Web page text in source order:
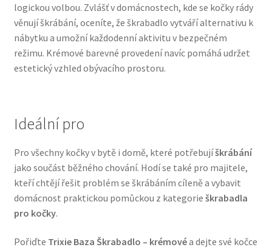
Pamlsky pro psy
Pelíšky pro psy
Ortopedické pelíšky
Purizon pro psy — Vysoký obsah masa, bez obilovin
Royal Canin pro psy
Veterinární dieta pro psy
logickou volbou. Zvlášť v domácnostech, kde se kočky rády
věnují škrábání, oceníte, že škrabadlo vytváří alternativu k
nábytku a umožní každodenní aktivitu v bezpečném
režimu. Krémové barevné provedení navíc pomáhá udržet
estetický vzhled obývacího prostoru.
Ideální pro
Pro všechny kočky v bytě i domě, které potřebujíškrábání
jako součást běžného chování. Hodí se také pro majitele,
kteří chtějí řešit problém se škrábáním cíleně a vybavit
domácnost praktickou pomůckou z kategorie škrabadla
pro kočky.
Pořiďte Trixie Baza Škrabadlo – krémovéa dejte své kočce